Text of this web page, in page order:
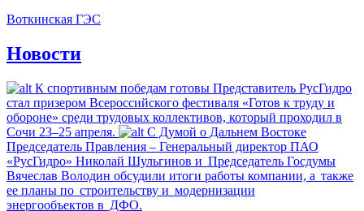
Воткинская ГЭС
Новости
К спортивным победам готовы Представитель РусГидро
стал призером Всероссийского фестиваля «Готов к труду и
обороне» среди трудовых коллективов, который проходил в
Сочи 23–25 апреля.
С Думой о Дальнем Востоке
Председатель Правления – Генеральный директор ПАО
«РусГидро» Николай Шульгинов и Председатель Госдумы
Вячеслав Володин обсудили итоги работы компании, а также
ее планы по строительству и модернизации
энергообъектов в ДФО.